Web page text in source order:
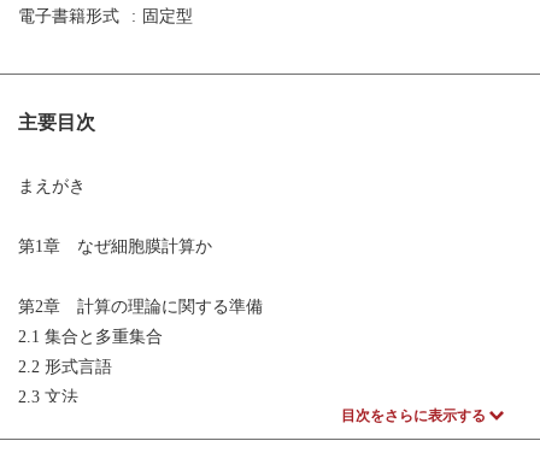
電子書籍形式
固定型
主要目次
まえがき
第1章 なぜ細胞膜計算か
第2章 計算の理論に関する準備
2.1 集合と多重集合
2.2 形式言語
2.3 文法
目次をさらに表示する